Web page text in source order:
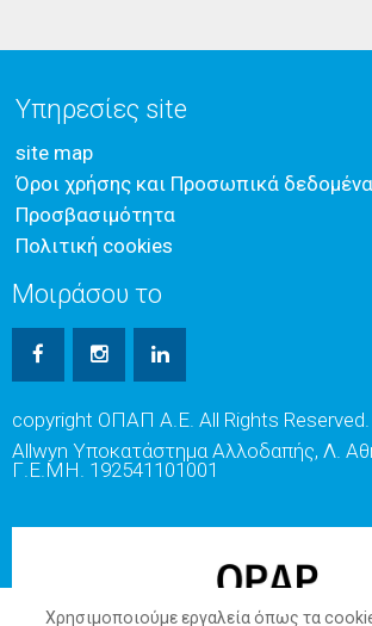
Υπηρεσίες site
site map
Όροι χρήσης και Προσωπικά δεδομένα
Προσβασιμότητα
Πολιτική cookies
Μοιράσου το
copyright ΟΠΑΠ Α.Ε. All Rights Reserved.
Allwyn Υποκατάστημα Αλλοδαπής, Λ.
Γ.Ε.ΜΗ. 192541101001
Χρησιμοποιούμε εργαλεία όπως τα